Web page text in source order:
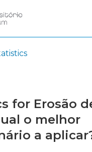
for Erosão
o melhor
a